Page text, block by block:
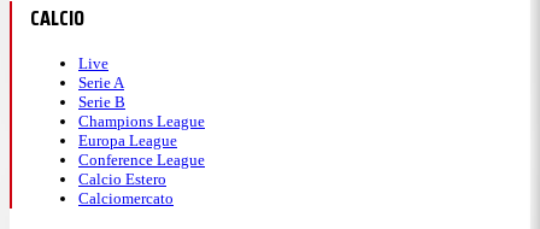
CALCIO
Live
Serie A
Serie B
Champions League
Europa League
Conference League
Calcio Estero
Calciomercato